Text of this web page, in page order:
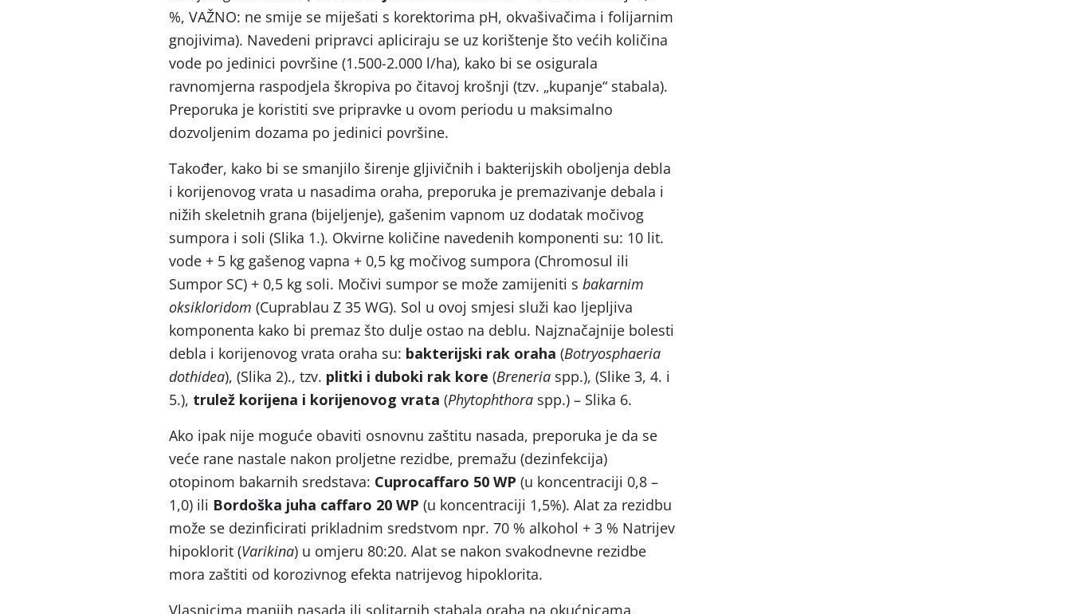
%, VAŽNO: ne smije se miješati s korektorima pH, okvašivačima i folijarnim
gnojivima). Navedeni pripravci apliciraju se uz korištenje što većih količina
vode po jedinici površine (1.500-2.000 l/ha), kako bi se osigurala
ravnomjerna raspodjela škropiva po čitavoj krošnji (tzv. „kupanje“ stabala).
Preporuka je koristiti sve pripravke u ovom periodu u maksimalno
dozvoljenim dozama po jedinici površine.
Također, kako bi se smanjilo širenje gljivičnih i bakterijskih oboljenja debla
i korijenovog vrata u nasadima oraha, preporuka je premazivanje debala i
nižih skeletnih grana (bijeljenje), gašenim vapnom uz dodatak močivog
sumpora i soli (Slika 1.). Okvirne količine navedenih komponenti su: 10 lit.
vode + 5 kg gašenog vapna + 0,5 kg močivog sumpora (Chromosul ili
Sumpor SC) + 0,5 kg soli. Močivi sumpor se može zamijeniti s bakarnim
oksikloridom (Cuprablau Z 35 WG). Sol u ovoj smjesi služi kao ljepljiva
komponenta kako bi premaz što dulje ostao na deblu. Najznačajnije bolesti
debla i korijenovog vrata oraha su: bakterijski rak oraha (Botryosphaeria
dothidea), (Slika 2)., tzv. plitki i duboki rak kore (Breneria spp.), (Slike 3, 4. i
5.), trulež korijena i korijenovog vrata (Phytophthora spp.) – Slika 6.
Ako ipak nije moguće obaviti osnovnu zaštitu nasada, preporuka je da se
veće rane nastale nakon proljetne rezidbe, premažu (dezinfekcija)
otopinom bakarnih sredstava: Cuprocaffaro 50 WP (u koncentraciji 0,8 –
1,0) ili Bordoška juha caffaro 20 WP (u koncentraciji 1,5%). Alat za rezidbu
može se dezinficirati prikladnim sredstvom npr. 70 % alkohol + 3 % Natrijev
hipoklorit (Varikina) u omjeru 80:20. Alat se nakon svakodnevne rezidbe
mora zaštiti od korozivnog efekta natrijevog hipoklorita.
Vlasnicima manjih nasada ili solitarnih stabala oraha na okućnicama,